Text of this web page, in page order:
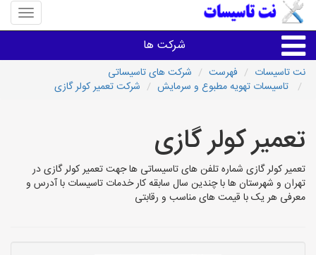
منوی
سایت
شرکت ها
خدمات تاسیسات ساختمان
خدمات تاسیسات ساختمان
سایر خدمات
نت تاسیسات فهرست
شرکت های تاسیساتی
تاسیسات تهویه مطبوع و سرمایش
شرکت تعمیر کولر گازی
تعمیر کولر گازی
تعمیر کولر گازی شماره تلفن های تاسیساتی ها جهت تعمیر کولر گازی در
تهران و شهرستان ها با چندین سال سابقه کار خدمات تاسیسات با آدرس و
معرفی هر یک با قیمت های مناسب و رقابتی